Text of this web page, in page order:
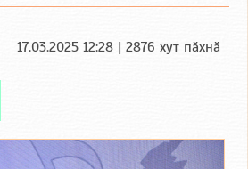
17.03.2025 12:28 | 2876 хут пӑхнӑ